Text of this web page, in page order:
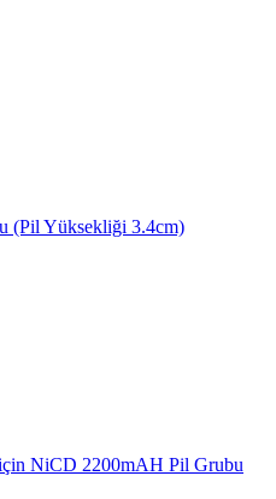
(Pil Yüksekliği 3.4cm)
NiCD 2200mAH Pil Grubu